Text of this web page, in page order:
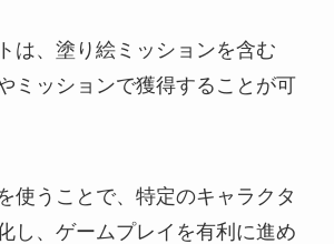
は、塗り絵ミッションを含む
ミッションで獲得することが可
使うことで、特定のキャラクタ
し、ゲームプレイを有利に進め